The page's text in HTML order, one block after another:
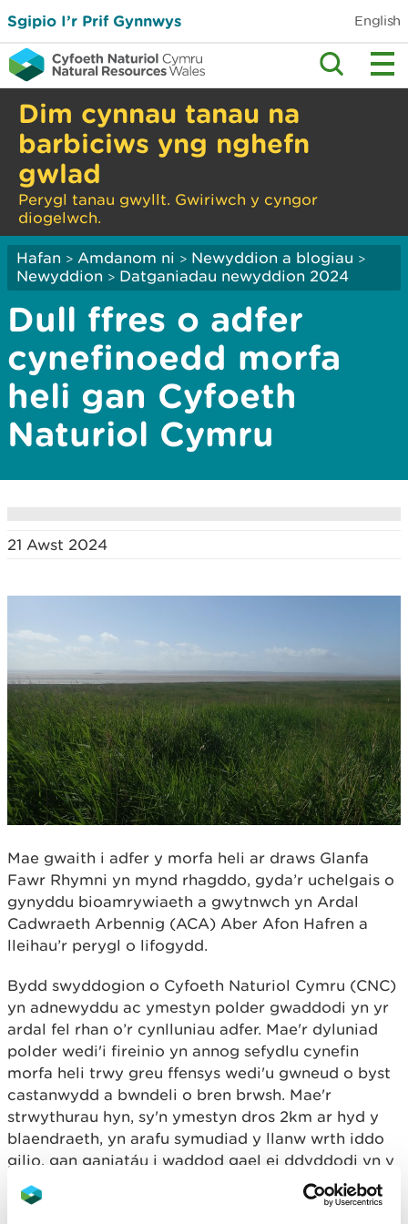
Sgipio I’r Prif Gynnwys English
Dim cynnau tanau na
barbiciws yng nghefn
gwlad
Perygl tanau gwyllt. Gwiriwch y cyngor
diogelwch.
Hafan > Amdanom ni > Newyddion a blogiau >
Newyddion > Datganiadau newyddion 2024
Dull ffres o adfer
cynefinoedd morfa
heli gan Cyfoeth
Naturiol Cymru
21 Awst 2024
Mae gwaith i adfer y morfa heli ar draws Glanfa
Fawr Rhymni yn mynd rhagddo, gyda’r uchelgais o
gynyddu bioamrywiaeth a gwytnwch yn Ardal
Cadwraeth Arbennig (ACA) Aber Afon Hafren a
lleihau’r perygl o lifogydd.
Bydd swyddogion o Cyfoeth Naturiol Cymru (CNC)
yn adnewyddu ac ymestyn polder gwaddodi yn yr
ardal fel rhan o’r cynlluniau adfer. Mae'r dyluniad
polder wedi'i fireinio yn annog sefydlu cynefin
morfa heli trwy greu ffensys wedi'u gwneud o byst
castanwydd a bwndeli o bren brwsh. Mae'r
strwythurau hyn, sy'n ymestyn dros 2km ar hyd y
blaendraeth, yn arafu symudiad y llanw wrth iddo
gilio, gan ganiatáu i waddod gael ei ddyddodi yn y
caeau polder.